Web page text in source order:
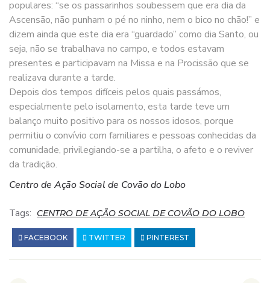
populares: “se os passarinhos soubessem que era dia da
Ascensão, não punham o pé no ninho, nem o bico no chão!” e
dizem ainda que este dia era “guardado” como dia Santo, ou
seja, não se trabalhava no campo, e todos estavam
presentes e participavam na Missa e na Procissão que se
realizava durante a tarde.
Depois dos tempos difíceis pelos quais passámos,
especialmente pelo isolamento, esta tarde teve um
balanço muito positivo para os nossos idosos, porque
permitiu o convívio com familiares e pessoas conhecidas da
comunidade, privilegiando-se a partilha, o afeto e o reviver
da tradição.
Centro de Ação Social de Covão do Lobo
Tags: CENTRO DE AÇÃO SOCIAL DE COVÃO DO LOBO
FACEBOOK TWITTER PINTEREST